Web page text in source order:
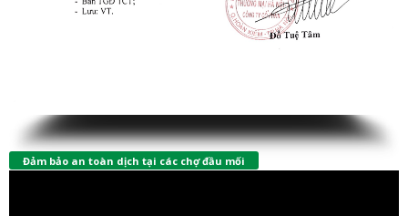
Đảm bảo an toàn dịch tại các chợ đầu mối